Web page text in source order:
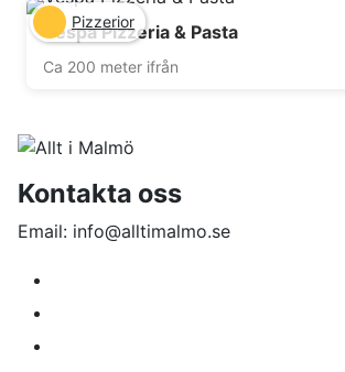
Pizzerior
Vespa Pizzeria & Pasta
Ca 200 meter ifrån
Kontakta oss
Email: info@alltimalmo.se